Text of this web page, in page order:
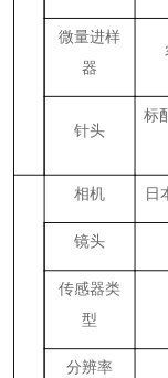
微量进样
器
针头
标
相机 日
镜头
传感器类
型
分辨率